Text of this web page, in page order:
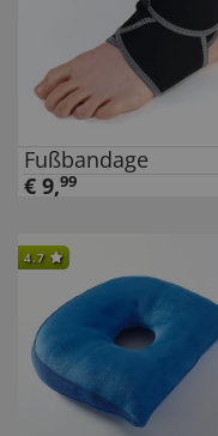
Fußbandage
€ 9,99
4.7